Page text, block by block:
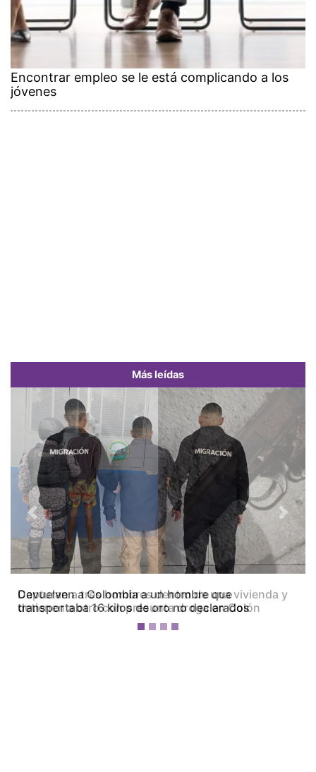
Encontrar empleo se le está complicando a los
jóvenes
Más leídas
Capturan a tres hombres dentro de una vivienda y
detienen a otro con presunta droga en Colón
Previous Next